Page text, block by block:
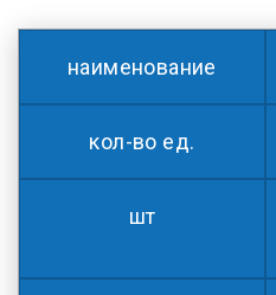
наименование
кол-во ед.
шт